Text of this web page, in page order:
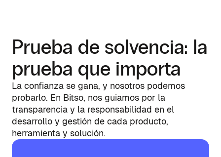
Prueba de solvencia: la
prueba que importa
La confianza se gana, y nosotros podemos
probarlo. En Bitso, nos guiamos por la
transparencia y la responsabilidad en el
desarrollo y gestión de cada producto,
herramienta y solución.